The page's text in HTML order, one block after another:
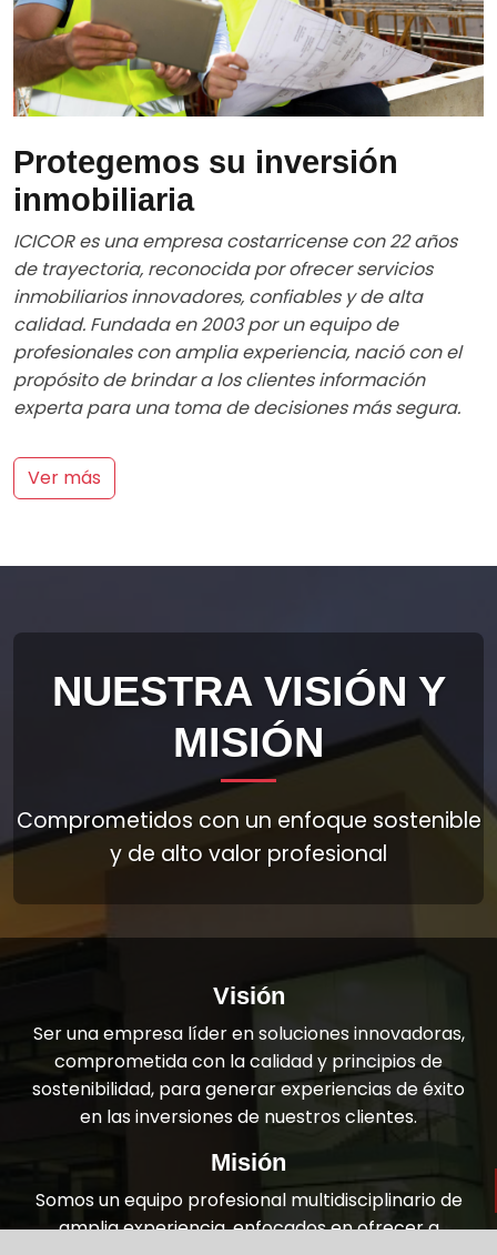
Protegemos su inversión
inmobiliaria
ICICOR es una empresa costarricense con 22 años
de trayectoria, reconocida por ofrecer servicios
inmobiliarios innovadores, confiables y de alta
calidad. Fundada en 2003 por un equipo de
profesionales con amplia experiencia, nació con el
propósito de brindar a los clientes información
experta para una toma de decisiones más segura.
Ver más
NUESTRA VISIÓN Y
MISIÓN
Comprometidos con un enfoque sostenible
y de alto valor profesional
Visión
Ser una empresa líder en soluciones innovadoras,
comprometida con la calidad y principios de
sostenibilidad, para generar experiencias de éxito
en las inversiones de nuestros clientes.
Misión
Somos un equipo profesional multidisciplinario de
amplia experiencia, enfocados en ofrecer a